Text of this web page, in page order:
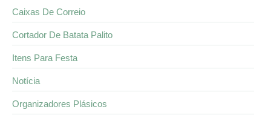
Caixas De Correio
Cortador De Batata Palito
Itens Para Festa
Notícia
Organizadores Plásicos